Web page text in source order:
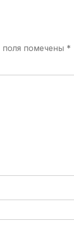
поля помечены *